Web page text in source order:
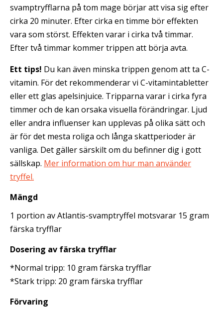
svamptryfflarna på tom mage börjar att visa sig efter
cirka 20 minuter. Efter cirka en timme bör effekten
vara som störst. Effekten varar i cirka två timmar.
Efter två timmar kommer trippen att börja avta.
Ett tips! Du kan även minska trippen genom att ta C-
vitamin. För det rekommenderar vi C-vitamintabletter
eller ett glas apelsinjuice. Tripparna varar i cirka fyra
timmer och de kan orsaka visuella förändringar. Ljud
eller andra influenser kan upplevas på olika sätt och
är för det mesta roliga och långa skattperioder är
vanliga. Det gäller särskilt om du befinner dig i gott
sällskap. Mer information om hur man använder
tryffel.
Mängd
1 portion av Atlantis-svamptryffel motsvarar 15 gram
färska tryfflar
Dosering av färska tryfflar
*Normal tripp: 10 gram färska tryfflar
*Stark tripp: 20 gram färska tryfflar
Förvaring